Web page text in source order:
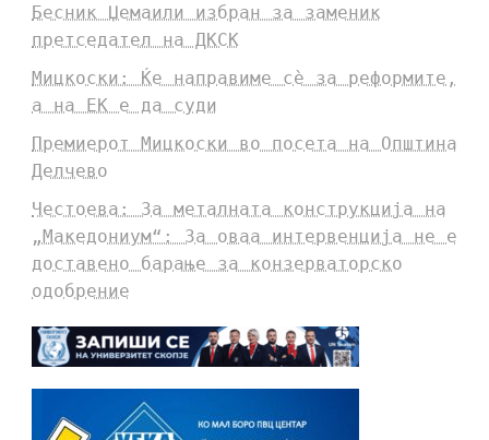
Бесник Џемаили избран за заменик
претседател на ДКСК
Мицкоски: Ќе направиме сè за реформите,
а на ЕК е да суди
Премиерот Мицкоски во посета на Општина
Делчево
Честоева: За металната конструкција на
„Македониум“: За оваа интервенција не е
доставено барање за конзерваторско
одобрение